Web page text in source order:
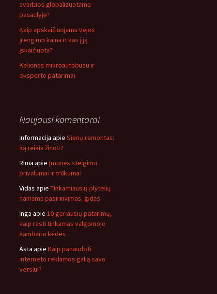
svarbios globalizuotame
pasaulyje?
Kaip apskaičiuojama vejos
įrengimo kaina ir kas į ją
įskaičiuota?
Kelionės mikroautobusu ir
eksperto patarimai
Naujausi komentarai
Informacija apie Sienų remontas:
ką reikia žinoti?
Rima apie Įmonės steigimo
privalumai ir trūkumai
Vidas apie Tinkamiausių plytelių
namams pasirinkimas: gidas
Inga apie 10 geriausių patarimų,
kaip rasti tinkamas valgomojo
kambario kėdes
Asta apie Kaip panaudoti
interneto reklamos galią savo
verslui?